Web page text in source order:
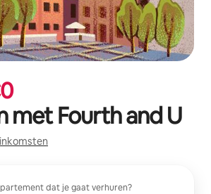
0
metFourth and U
dat je gaat verhuren?